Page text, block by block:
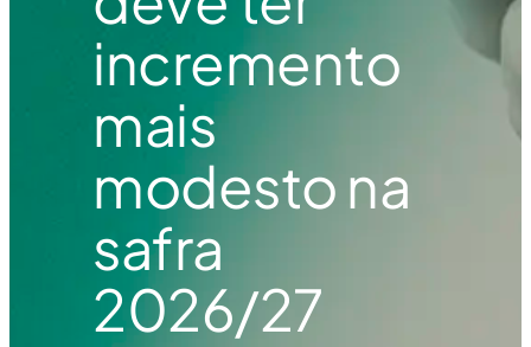
incremento
mais
modesto na
safra
2026/27